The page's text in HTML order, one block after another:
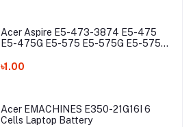
Acer Aspire E5-473-3874 E5-475
E5-475G E5-575 E5-575G E5-575T
Battery
৳1.00
Acer EMACHINES E350-21G16I 6
Cells Laptop Battery